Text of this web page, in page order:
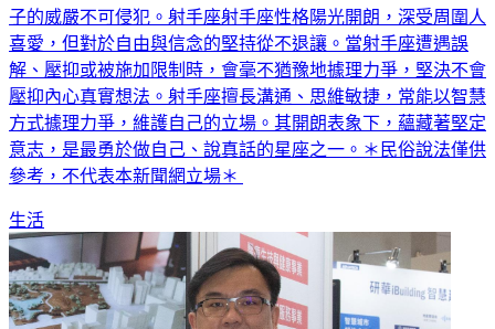
子的威嚴不可侵犯。射手座射手座性格陽光開朗，深受周圍人
喜愛，但對於自由與信念的堅持從不退讓。當射手座遭遇誤
解、壓抑或被施加限制時，會毫不猶豫地據理力爭，堅決不會
壓抑內心真實想法。射手座擅長溝通、思維敏捷，常能以智慧
方式據理力爭，維護自己的立場。其開朗表象下，蘊藏著堅定
意志，是最勇於做自己、說真話的星座之一。＊民俗說法僅供
參考，不代表本新聞網立場＊
生活